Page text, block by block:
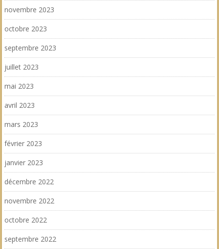
novembre 2023
octobre 2023
septembre 2023
juillet 2023
mai 2023
avril 2023
mars 2023
février 2023
janvier 2023
décembre 2022
novembre 2022
octobre 2022
septembre 2022